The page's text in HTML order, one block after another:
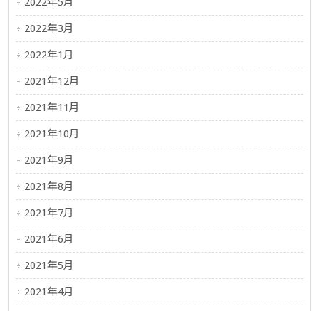
2022年3月
2022年1月
2021年12月
2021年11月
2021年10月
2021年9月
2021年8月
2021年7月
2021年6月
2021年5月
2021年4月